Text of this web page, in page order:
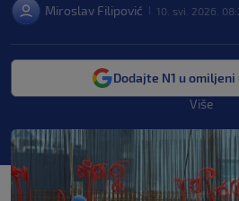
Miroslav Filipović 10. svi. 2026.
Dodajte N1 u
Više